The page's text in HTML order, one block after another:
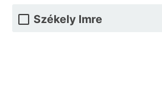
Székely Imre